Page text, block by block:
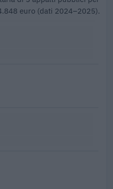
euro (dati 2024–2025).